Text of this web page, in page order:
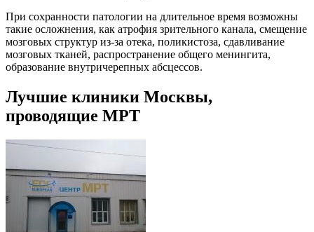
При сохранности патологии на длительное время возможны
такие осложнения, как атрофия зрительного канала, смещение
мозговых структур из-за отека, поликистоза, сдавливание
мозговых тканей, распространение общего менингита,
образование внутричерепных абсцессов.
Лучшие клиники Москвы,
проводящие МРТ